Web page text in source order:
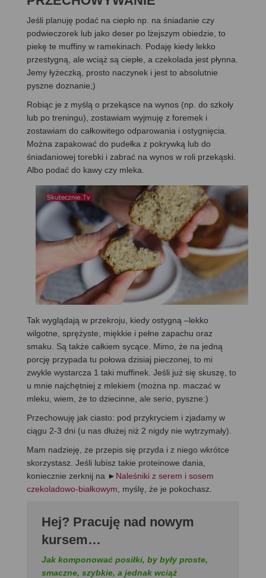
Jeśli planuję podać na ciepło np. na śniadanie czy
podwieczorek lub jako deser po lżejszym obiedzie, to
piekę te muffiny w ramekinach. Podaję kiedy lekko
przestygną, ale wciąż są ciepłe, a czekolada jest płynna.
Jemy łyżeczką, prosto naczynek i jest to absolutnie
pyszne doznanie;)
Robiąc je z myślą o przekąsce na wynos (np. do szkoły
lub po treningu), zostawiam wyjmuję z foremek i
zostawiam do całkowitego odparowania i ostygnięcia.
Można zapakować do pudełka z pokrywką lub do
śniadaniowej torebki i zabrać na wynos w roli przekąski.
Albo podać do kawy czy mleka.
Tak wyglądają w przekroju, kiedy ostygną –lekko
wilgotne, sprężyste, miękkie i pełne zapachu oraz
smaku. Są także całkiem sycące. Mimo, że na jedną
porcję przypada tu połowa dzisiaj pieczonej, to mi
zwykle wystarcza 1 taki muffinek. Jeśli już się skuszę, to
u mnie najchętniej z mlekiem (można np. maczać w
mleku, wiem, że to dziecinne, ale serio, pyszne:)
Przechowuję jak ciasto: pod przykryciem i zjadamy w
ciągu 2-3 dni (u nas dłużej niż 2 nigdy nie wytrzymały).
Mam nadzieję, że przepis się przyda i z niego wkrótce
skorzystasz. Jeśli lubisz takie proteinowe dania,
koniecznie zerknij na ► Naleśniki z serem i sosem
czekoladowo-białkowym, myślę, że je pokochasz.
Hej? Pracuję nad nowym
kursem…
Jak komponować posiłki, by były proste,
smaczne, szybkie, a jednak wciąż